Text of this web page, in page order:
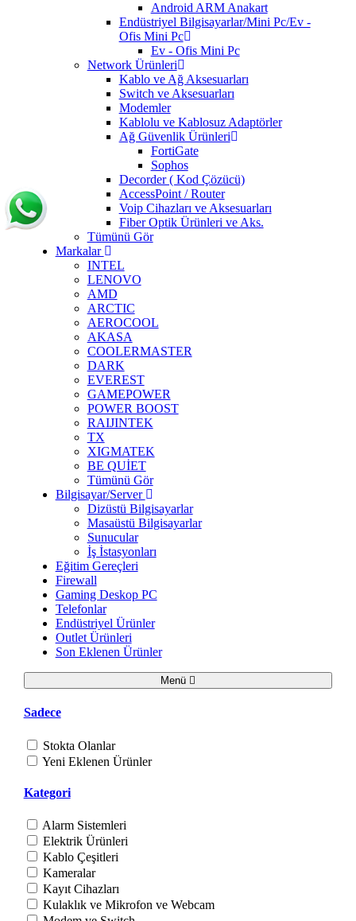
Android ARM Anakart
Endüstriyel Bilgisayarlar/Mini Pc/Ev -
Ofis Mini Pc
Ev - Ofis Mini Pc
Network Ürünleri
Kablo ve Ağ Aksesuarları
Switch ve Aksesuarları
Modemler
Kablolu ve Kablosuz Adaptörler
Ağ Güvenlik Ürünleri
FortiGate
Sophos
Decorder ( Kod Çözücü)
AccessPoint / Router
Voip Cihazları ve Aksesuarları
Fiber Optik Ürünleri ve Aks.
Tümünü Gör
Markalar
INTEL
LENOVO
AMD
ARCTIC
AEROCOOL
AKASA
COOLERMASTER
DARK
EVEREST
GAMEPOWER
POWER BOOST
RAIJINTEK
TX
XIGMATEK
BE QUİET
Tümünü Gör
Bilgisayar/Server
Dizüstü Bilgisayarlar
Masaüstü Bilgisayarlar
Sunucular
İş İstasyonları
Eğitim Gereçleri
Firewall
Gaming Deskop PC
Telefonlar
Endüstriyel Ürünler
Outlet Ürünleri
Son Eklenen Ürünler
Menü
Sadece
Stokta Olanlar
Yeni Eklenen Ürünler
Kategori
Alarm Sistemleri
Elektrik Ürünleri
Kablo Çeşitleri
Kameralar
Kayıt Cihazları
Kulaklık ve Mikrofon ve Webcam